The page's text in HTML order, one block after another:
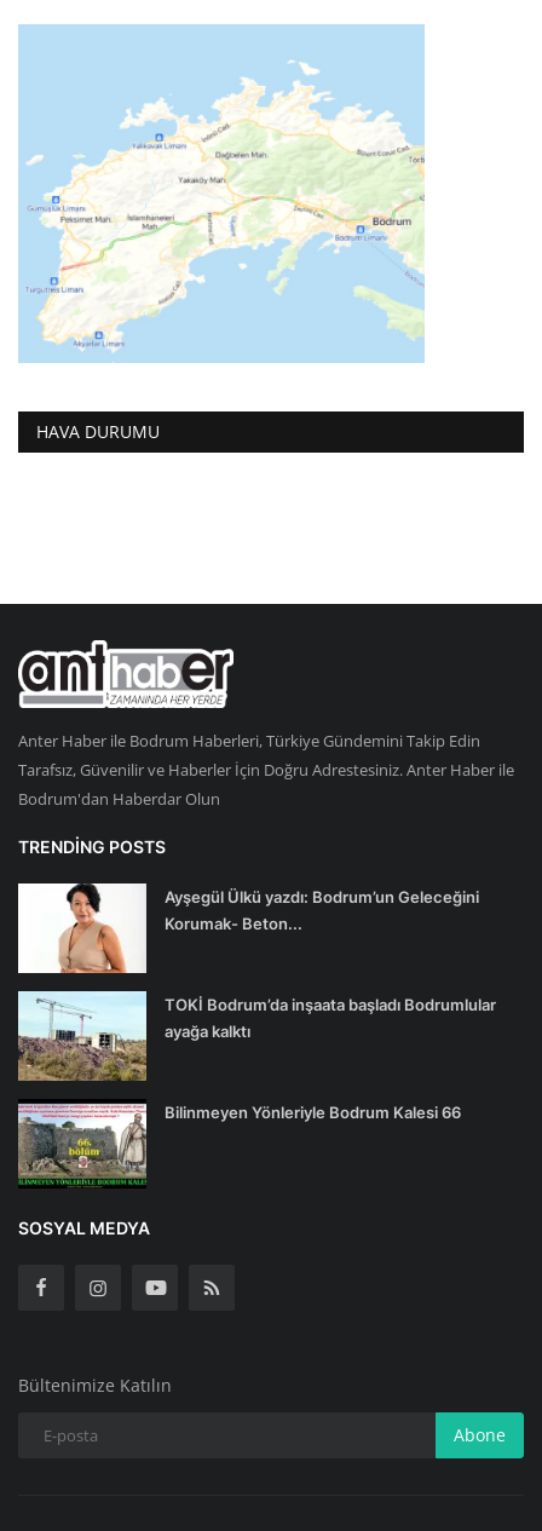
HAVA DURUMU
Anter Haber ile Bodrum Haberleri, Türkiye Gündemini Takip Edin
Tarafsız, Güvenilir ve Haberler İçin Doğru Adrestesiniz. Anter Haber ile
Bodrum'dan Haberdar Olun
TRENDING POSTS
Ayşegül Ülkü yazdı: Bodrum’un Geleceğini
Korumak- Beton...
TOKİ Bodrum’da inşaata başladı Bodrumlular
ayağa kalktı
Bilinmeyen Yönleriyle Bodrum Kalesi 66
SOSYAL MEDYA
Bültenimize Katılın
Abone